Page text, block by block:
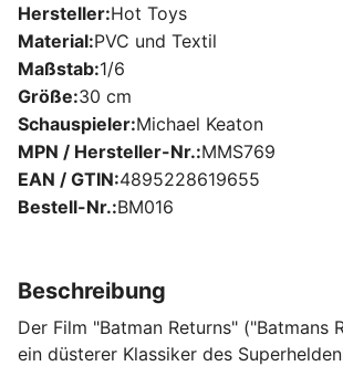
Hersteller Hot Toys
Material PVC und Textil
Maßstab 1/6
Größe 30 cm
Schauspieler Michael Keaton
MPN / Hersteller-Nr. MMS769
EAN / GTIN 4895228619655
Bestell-Nr. BM016
Beschreibung
Der Film "Batman Returns" ("Batmans
ein düsterer Klassiker des